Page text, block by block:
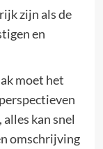
zijn als de
en
moet het
kan snel
omschrijving